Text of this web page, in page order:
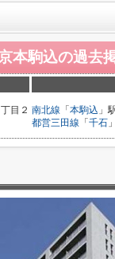
本駒込の過去
丁目２ 南北線 「 本駒込 」
都営三田線 「 千石